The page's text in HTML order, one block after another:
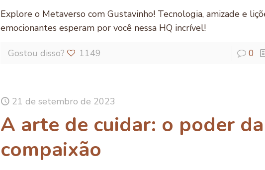
Explore o Metaverso com Gustavinho! Tecnologia, amizade e
emocionantes esperam por você nessa HQ incrível!
Gostou disso? 1149 0
21 de setembro de 2023
A arte de cuidar: o poder da
compaixão